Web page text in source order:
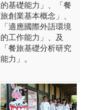
的基礎能力」、「餐
旅創業基本概念」、
「適應國際外語環境
的工作能力」、及
「餐旅基礎分析研究
能力」。